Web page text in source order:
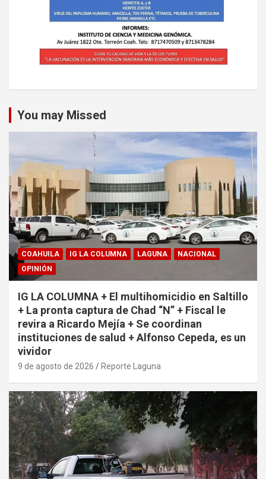
You may Missed
COAHUILA IG LA COLUMNA LAGUNA
NACIONAL
OPINIÓN
IG LA COLUMNA + El multihomicidio en Saltillo
+ La pronta captura de Chad “N” + Fiscal le
revira a Ricardo Mejía + Se coordinan
instituciones de salud + Alfonso Cepeda, es un
vividor
9 de agosto de 2026 Reporte Laguna